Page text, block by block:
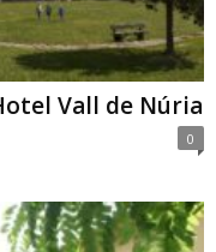
Vall de Núria
0